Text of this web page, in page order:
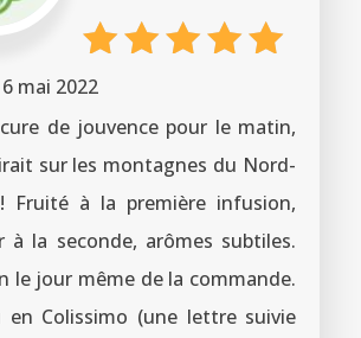
Note
sur 5
6 mai 2022
de jouvence pour le matin,
sur les montagnes du Nord-
Fruité à la première infusion,
à la seconde, arômes subtiles.
le jour même de la commande.
en Colissimo (une lettre suivie